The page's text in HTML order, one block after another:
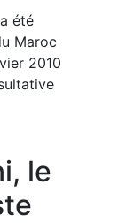
été
Maroc
2010
le